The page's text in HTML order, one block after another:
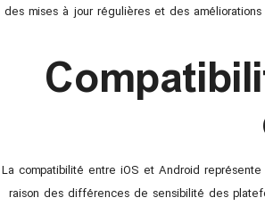
des mises à jour régulières et des
La compatibilité entre iOS et Android
raison des différences de sensibilité des